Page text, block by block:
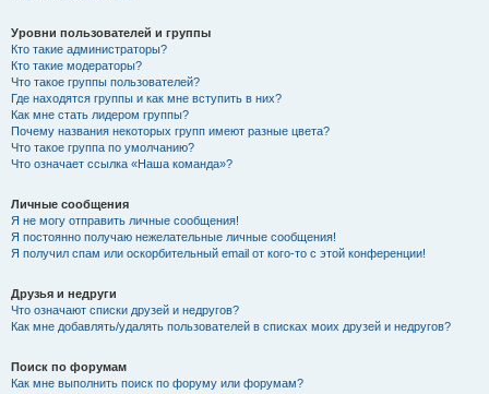
Уровни пользователей и группы
Кто такие администраторы?
Кто такие модераторы?
Что такое группы пользователей?
Где находятся группы и как мне вступить в них?
Как мне стать лидером группы?
Почему названия некоторых групп имеют разные цвета?
Что такое группа по умолчанию?
Что означает ссылка «Наша команда»?
Личные сообщения
Я не могу отправить личные сообщения!
Я постоянно получаю нежелательные личные сообщения!
Я получил спам или оскорбительный email от кого-то с этой конференции!
Друзья и недруги
Что означают списки друзей и недругов?
Как мне добавлять/удалять пользователей в списках моих друзей и недругов?
Поиск по форумам
Как мне выполнить поиск по форуму или форумам?